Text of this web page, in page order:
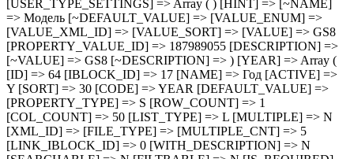
ROPERTY_TYPE] => S [ROW_COUNT] => 1 [COL_COUNT] => 50 [LIST_TYPE] => L [MULTIPLE] => N [XML_ID] => [FILE_TYPE] => [MULTIPLE_CNT] => 5 [LINK_IBLOCK_ID] => 0 [WITH_DESCRIPTION] => N [SEARCHABLE] => N [FILTRABLE] => N [IS_REQUIRED] => N [VERSION] => 1 [USER_TYPE] => [USER_TYPE_SETTINGS] => Array ( ) [HINT] => [~NAME] => Год [~DEFAULT_VALUE] => [VALUE_ENUM] => [VALUE_XML_ID] => [VALUE_SORT] => [VALUE] => 2026 [PROPERTY_VALUE_ID] => 187989056 [DESCRIPTION] => [~VALUE] => 2026 [~DESCRIPTION] => ) [MODIFICATION] => Array ( [ID] => 48 [IBLOCK_ID] => 17 [NAME] => Модификация [ACTIVE] => Y [SORT] => 40 [CODE] => MODIFICATION [DEFAULT_VALUE] => [PROPERTY_TYPE] => S [ROW_COUNT] => 1 [COL_COUNT] => 50 [LIST_TYPE] => L [MULTIPLE] => N [XML_ID] => [FILE_TYPE] => [MULTIPLE_CNT] => 5 [LINK_IBLOCK_ID] => 0 [WITH_DESCRIPTION] => N [SEARCHABLE] => N [FILTRABLE] => N [IS_REQUIRED] => N [VERSION] => 1 [USER_TYPE] => [USER_TYPE_SETTINGS] => Array ( ) [HINT] => [~NAME] => Модификация [~DEFAULT_VALUE] => [VALUE_ENUM] => [VALUE_XML_ID] => [VALUE_SORT] => [VALUE] => 2.0T 4WD (231 л.с.) [PROPERTY_VALUE_ID] => 187988922 [DESCRIPTION] => [~VALUE] => 2.0T 4WD (231 л.с.) [~DESCRIPTION] => ) [STOCK] => Array ( [ID] => 65 [IBLOCK_ID] => 17 [NAME] => Наличие / поставка [ACTIVE] => Y [SORT] => 50 [CODE] => STOCK [DEFAULT_VALUE] => [PROPERTY_TYPE] => S [ROW_COUNT] => 1 [COL_COUNT] => 50 [LIST_TYPE] => L [MULTIPLE] => N [XML_ID] => [FILE_TYPE] => [MULTIPLE_CNT] => 5 [LINK_IBLOCK_ID] => 0 [WITH_DESCRIPTION] => N [SEARCHABLE] => N [FILTRABLE] => N [IS_REQUIRED] => N [VERSION] => 1 [USER_TYPE] => [USER_TYPE_SETTINGS] => Array ( ) [HINT] => [~NAME] => Наличие / поставка [~DEFAULT_VALUE] => [VALUE_ENUM] => [VALUE_XML_ID] => [VALUE_SORT] => [VALUE] => В наличии [PROPERTY_VALUE_ID] => 187989057 [DESCRIPTION] => [~VALUE] => В наличии [~DESCRIPTION] => ) [RRP] => Array ( [ID] => 59 [IBLOCK_ID] => 17 [NAME] => РРП [ACTIVE] => Y [SORT] => 60 [CODE] => RRP [DEFAULT_VALUE] => [PROPERTY_TYPE] => N [ROW_COUNT] => 1 [COL_COUNT] => 50 [LIST_TYPE] => L [MULTIPLE] => N [XML_ID] => [FILE_TYPE] => [MULTIPLE_CNT] => 5 [LINK_IBLOCK_ID] => 0 [WITH_DESCRIPTION] => N [SEARCHABLE] => N [FILTRABLE] => N [IS_REQUIRED] => N [VERSION] => 1 [USER_TYPE] => [USER_TYPE_SETTINGS] => Array ( ) [HINT] => [~NAME] => РРП [~DEFAULT_VALUE] => [VALUE_ENUM] => [VALUE_XML_ID] => [VALUE_SORT] => [VALUE] => 4949000 [PROPERTY_VALUE_ID] => 187989051 [DESCRIPTION] => [~VALUE] => 4949000 [~DESCRIPTION] => ) [VIN] => Array ( [ID] => 45 [IBLOCK_ID] => 17 [NAME] => VIN [ACTIVE] => Y [SORT] => 500 [CODE] => VIN [DEFAULT_VALUE] => [PROPERTY_TYPE] => S [ROW_COUNT] => 1 [COL_COUNT] => 50 [LIST_TYPE] => L [MULTIPLE] => N [XML_ID] => [FILE_TYPE] => [MULTIPLE_CNT] => 5 [LINK_IBLOCK_ID] => 0 [WITH_DESCRIPTION] => N [SEARCHABLE] => N [FILTRABLE] => N [IS_REQUIRED] => N [VERSION] => 1 [USER_TYPE] => [USER_TYPE_SETTINGS] => Array ( ) [HINT] => [~NAME] => VIN [~DEFAULT_VALUE] => [VALUE_ENUM] => [VALUE_XML_ID] => [VALUE_SORT] => [VALUE] => LMGJU3G89T1063094 [PROPERTY_VALUE_ID] => 187988921 [DESCRIPTION] => [~VALUE] => LMGJU3G89T1063094 [~DESCRIPTION] => ) [NOT_DELETE] => Array ( [ID] => 46 [IBLOCK_ID] => 17 [NAME] => Не обновлять/удалять при выгрузке [ACTIVE] => Y [SORT] => 500 [CODE] => NOT_DELETE [DEFAULT_VALUE] => [PROPERTY_TYPE] => L [ROW_COUNT] => 1 [COL_COUNT] => 30 [LIST_TYPE] => C [MULTIPLE] => N [XML_ID] => [FILE_TYPE] => [MULTIPLE_CNT] => 5 [LINK_IBLOCK_ID] => 0 [WITH_DESCRIPTION] => N [SEARCHABLE] => N [FILTRABLE] => N [IS_REQUIRED] => N [VERSION] => 1 [USER_TYPE] => [USER_TYPE_SETTINGS] => Array ( ) [HINT] => [~NAME] => Не обновлять/удалять при выгрузке [~DEFAULT_VALUE] => [VALUE_ENUM] => [VALUE_XML_ID] => [VALUE_SORT] => [VALUE] => [PROPERTY_VALUE_ID] => [DESCRIPTION] => [~DESCRIPTION] => [~VALUE] => [VALUE_ENUM_ID] => ) [IMAGES] => Array ( [ID] => 47 [IBLOCK_ID] => 17 [NAME] => Изображения [ACTIVE] => Y [SORT] => 500 [CODE] => IMAGES [DEFAULT_VALUE] => [PROPERTY_TYPE] => F [ROW_COUNT] => 1 [COL_COUNT] => 30 [LIST_TYPE] => L [MULTIPLE] => Y [XML_ID] => [FILE_TYPE] => [MULTIPLE_CNT] => 5 [LINK_IBLOCK_ID] => 0 [WITH_DESCRIPTION] => N [SEARCHABLE] => N [FILTRABLE] => N [IS_REQUIRED] => N [VERSION] => 1 [USER_TYPE] => [USER_TYPE_SETTINGS] => Array ( ) [HINT] => [~NAME] => Изображения [~DEFAULT_VALUE] => [VALUE_ENUM] => [VALUE_XML_ID] => [VALUE_SORT] => [VALUE] => [PROPERTY_VALUE_ID] => [DESCRIPTION] => [~DESCRIPTION] => [~VALUE] => ) [PROPS] => Array ( [ID] => 49 [IBLOCK_ID] => 17 [NAME] => Характеристики [ACTIVE] => Y [SORT] => 500